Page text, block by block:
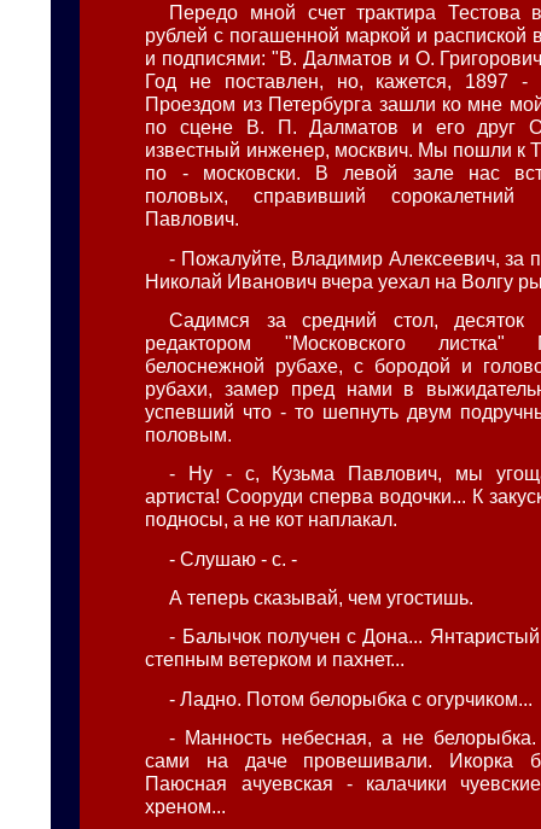
Передо мной счет трактира Тестова
рублей с погашенной маркой и распиской
и подписями: "В. Далматов и О.
Год не поставлен, но, кажется, 1897
Проездом из Петербурга зашли ко мне
по сцене В. П. Далматов и его друг
известный инженер, москвич. Мы пошли к
по - московски. В левой зале нас
половых, справивший сорокалетний
Павлович.
- Пожалуйте, Владимир Алексеевич, за
Николай Иванович вчера уехал на Волгу
Садимся за средний стол, десяток
редактором "Московского
белоснежной рубахе, с бородой и
рубахи, замер пред нами в
успевший что - то шепнуть двум
половым.
- Ну - с, Кузьма Павлович, мы
артиста! Сооруди сперва водочки... К
подносы, а не кот наплакал.
- Слушаю - с. -
А теперь сказывай, чем угостишь.
- Балычок получен с Дона...
степным ветерком и пахнет...
- Ладно. Потом белорыбка с огурчиком...
- Манность небесная, а не
сами на даче провешивали. Икорка
Паюсная ачуевская - калачики
хреном...